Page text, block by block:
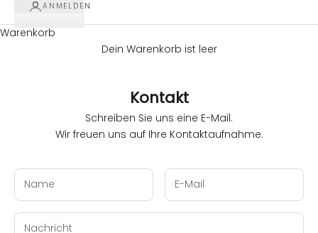
ANMELDEN
Warenkorb
Dein Warenkorb ist leer
Kontakt
Schreiben Sie uns eine E-Mail.
Wir freuen uns auf Ihre Kontaktaufnahme.